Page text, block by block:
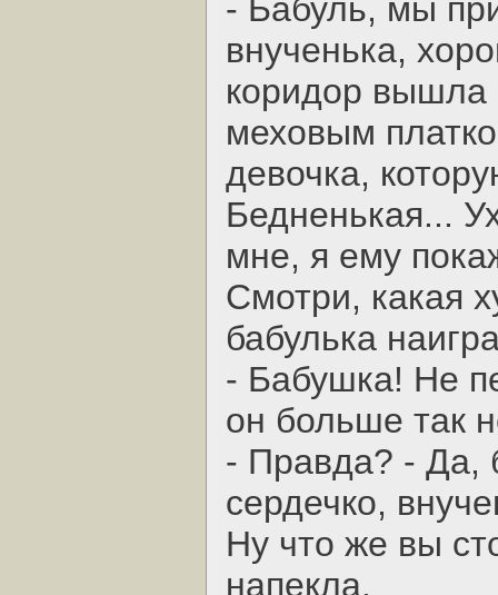
- Бабуль, мы
внученька,
коридор вышла
меховым
девочка,
Бедненькая...
мне, я ему
Смотри, какая
бабулька
- Бабушка! Не
он больше так
- Правда? - Да,
сердечко,
Ну что же вы
напекла.